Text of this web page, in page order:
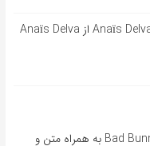
آهنگ فرانسوی Anaïs Delva Et je danse از Anaïs Delva
آهنگ اسپانیایی Andrea از Bad Bunny به همراه متن و